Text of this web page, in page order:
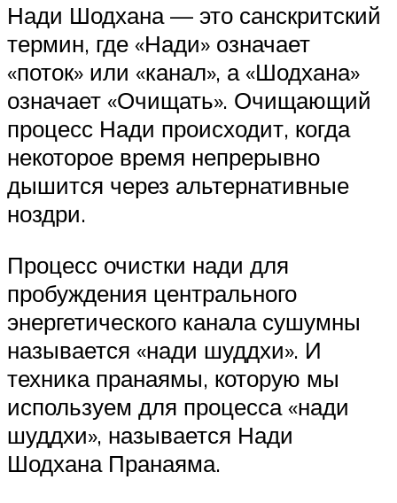
Нади Шодхана — это санскритский
термин, где «Нади» означает
«поток» или «канал», а «Шодхана»
означает «Очищать». Очищающий
процесс Нади происходит, когда
некоторое время непрерывно
дышится через альтернативные
ноздри.
Процесс очистки нади для
пробуждения центрального
энергетического канала сушумны
называется «нади шуддхи». И
техника пранаямы, которую мы
используем для процесса «нади
шуддхи», называется Нади
Шодхана Пранаяма.